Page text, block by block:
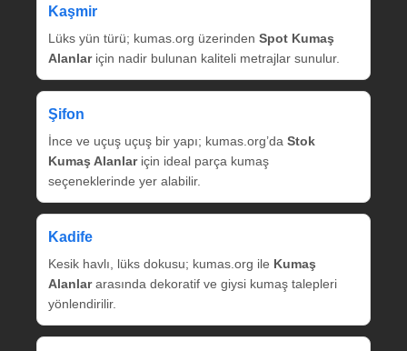
Kaşmir
Lüks yün türü; kumas.org üzerinden Spot Kumaş
Alanlariçin nadir bulunan kaliteli metrajlar sunulur.
Şifon
İnce ve uçuş uçuş bir yapı; kumas.org’da Stok
Kumaş Alanlariçin ideal parça kumaş
seçeneklerinde yer alabilir.
Kadife
Kesik havlı, lüks dokusu; kumas.org ile Kumaş
Alanlararasında dekoratif ve giysi kumaş talepleri
yönlendirilir.